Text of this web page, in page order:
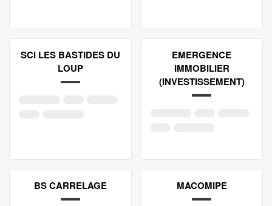
SCI LES BASTIDES DU
LOUP
EMERGENCE
IMMOBILIER
(INVESTISSEMENT)
BS CARRELAGE MACOMIPE